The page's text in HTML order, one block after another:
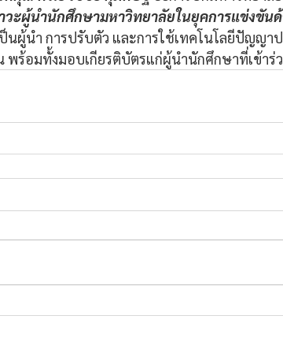
วะผู้นำนักศึกษามหาวิทยาลัยในยุคการแข่งขัน
นผู้นำ การปรับตัว และการใช้เทคโนโลยีปัญญ
ร้อมทั้งมอบเกียรติบัตรแก่ผู้นำนักศึกษาที่เข้าร่